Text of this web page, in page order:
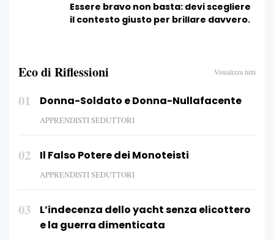
Essere bravo non basta: devi scegliere
il contesto giusto per brillare davvero.
Eco di Riflessioni Visualizza tutti
01 Donna-Soldato e Donna-Nullafacente
APPRENDISTI SEDUTTORI
02 Il Falso Potere dei Monoteisti
APPRENDISTI SEDUTTORI
03
L’indecenza dello yacht senza elicottero
e la guerra dimenticata